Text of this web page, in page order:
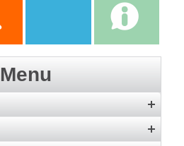
Prefeitura
Menu